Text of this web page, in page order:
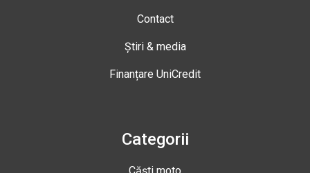
Contact
Știri & media
Finanțare UniCredit
Categorii